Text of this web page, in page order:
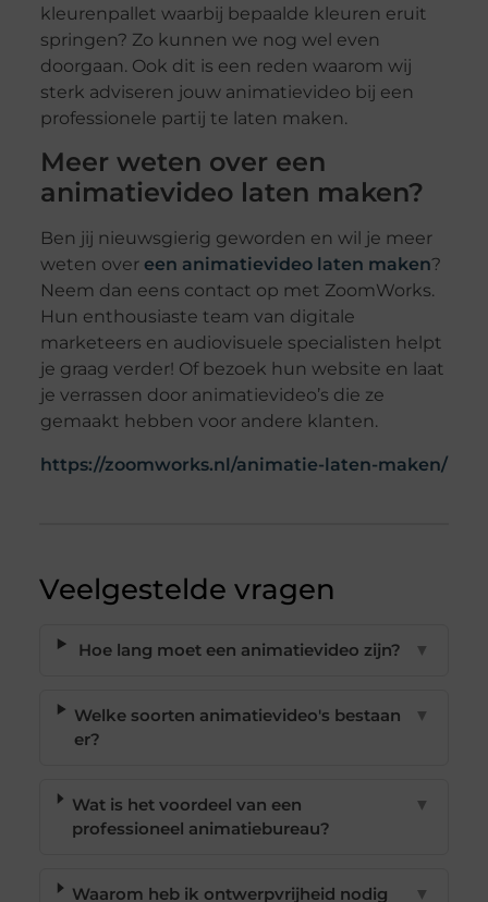
kleurenpallet waarbij bepaalde kleuren eruit
springen? Zo kunnen we nog wel even
doorgaan. Ook dit is een reden waarom wij
sterk adviseren jouw animatievideo bij een
professionele partij te laten maken.
Meer weten over een
animatievideo laten maken?
Ben jij nieuwsgierig geworden en wil je meer
weten over een animatievideo laten maken?
Neem dan eens contact op met ZoomWorks.
Hun enthousiaste team van digitale
marketeers en audiovisuele specialisten helpt
je graag verder! Of bezoek hun website en laat
je verrassen door animatievideo’s die ze
gemaakt hebben voor andere klanten.
https://zoomworks.nl/animatie-laten-maken/
Veelgestelde vragen
Hoe lang moet een animatievideo zijn? ▼
Welke soorten animatievideo's bestaan
er?
▼
Wat is het voordeel van een
professioneel animatiebureau?
▼
Waarom heb ik ontwerpvrijheid nodig
▼